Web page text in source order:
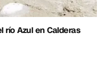
río Azul en Calderas